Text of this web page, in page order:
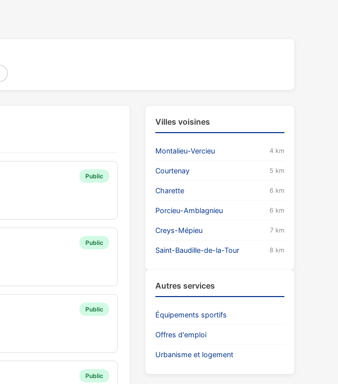
Public
Public
Public
Public
Villes voisines
Montalieu-Vercieu 4 km
Courtenay 5 km
Charette 6 km
Porcieu-Amblagnieu 6 km
Creys-Mépieu 7 km
Saint-Baudille-de-la-Tour 8 km
Autres services
Équipements sportifs
Offres d'emploi
Urbanisme et logement